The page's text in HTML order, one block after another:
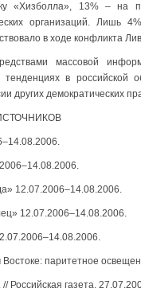
«Хизболла», 13% –
организаций. Лишь
в ходе конфликта
массовой
тенденциях в
других демократических
12.07.2006–14.08.2006.
12.07.2006–14.08.2006.
паритетное
Российская газета.